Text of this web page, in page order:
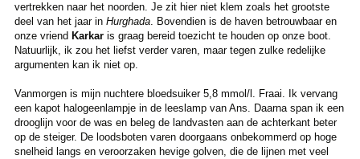
vertrekken naar het noorden. Je zit hier niet klem zoals het grootste
deel van het jaar inHurghada. Bovendien is de haven betrouwbaar en
onze vriend Karkaris graag bereid toezicht te houden op onze boot.
Natuurlijk, ik zou het liefst verder varen, maar tegen zulke redelijke
argumenten kan ik niet op.
Vanmorgen is mijn nuchtere bloedsuiker 5,8 mmol/l. Fraai. Ik vervang
een kapot halogeenlampje in de leeslamp van Ans. Daarna span ik een
drooglijn voor de was en beleg de landvasten aan de achterkant beter
op de steiger. De loodsboten varen doorgaans onbekommerd op hoge
snelheid langs en veroorzaken hevige golven, die de lijnen met veel